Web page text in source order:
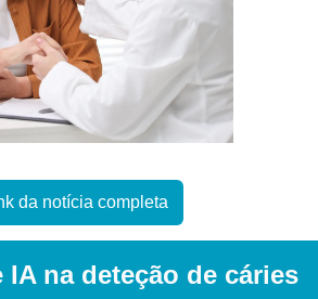
da notícia completa
IA na deteção de cáries